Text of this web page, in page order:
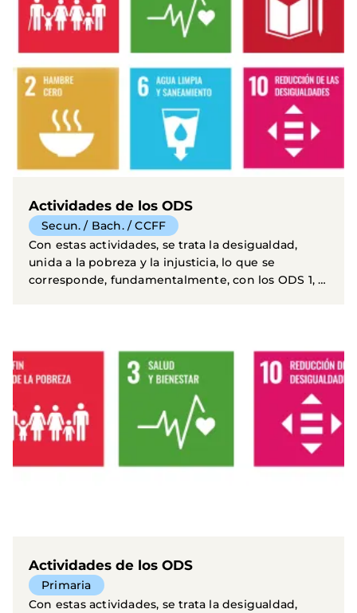
Actividades de los ODS
Secun. / Bach. / CCFF
Con estas actividades, se trata la desigualdad,
unida a la pobreza y la injusticia, lo que se
corresponde, fundamentalmente, con los ODS 1, 2,
Actividades de los ODS
Primaria
Con estas actividades, se trata la desigualdad,